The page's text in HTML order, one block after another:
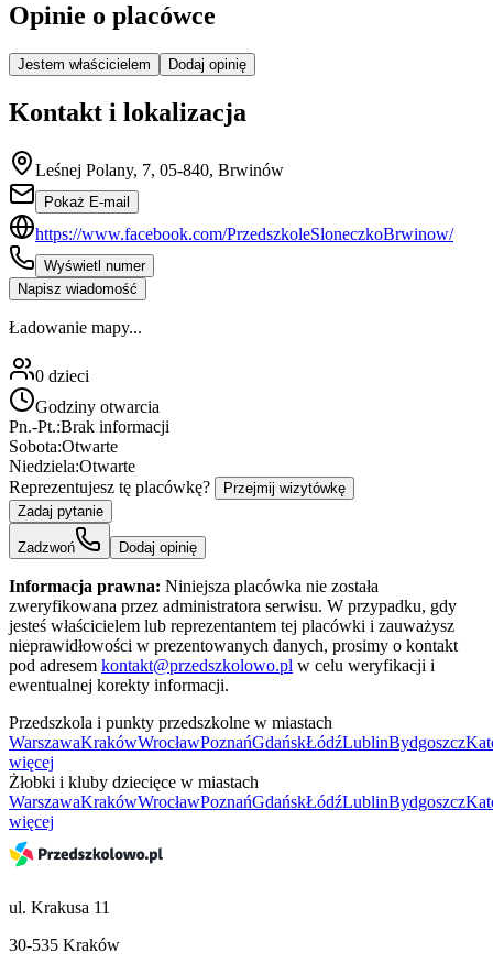
Opinie o placówce
Jestem właścicielem Dodaj opinię
Kontakt i lokalizacja
Leśnej Polany, 7, 05-840, Brwinów
Pokaż E-mail
https://www.facebook.com/PrzedszkoleSloneczkoBrwinow/
Wyświetl numer
Napisz wiadomość
Ładowanie mapy...
0 dzieci
Godziny otwarcia
Pn.-Pt.:Brak informacji
Sobota:Otwarte
Niedziela:Otwarte
Reprezentujesz tę placówkę?
Przejmij wizytówkę
Zadaj pytanie
Zadzwoń Dodaj opinię
Informacja prawna: Niniejsza placówka nie została
zweryfikowana przez administratora serwisu. W przypadku, gdy
jesteś właścicielem lub reprezentantem tej placówki i zauważysz
nieprawidłowości w prezentowanych danych, prosimy o kontakt
pod adresem kontakt@przedszkolowo.pl w celu weryfikacji i
ewentualnej korekty informacji.
Przedszkola i punkty przedszkolne w miastach
WarszawaKrakówWrocławPoznańGdańskŁódźLublinBydgoszcz
więcej
Żłobki i kluby dziecięce w miastach
WarszawaKrakówWrocławPoznańGdańskŁódźLublinBydgoszcz
więcej
ul. Krakusa 11
30-535 Kraków